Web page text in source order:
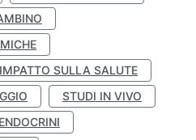
SULLA SALUTE
STUDI IN VIVO